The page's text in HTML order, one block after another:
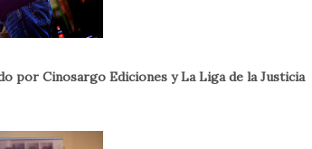
por Cinosargo Ediciones y La Liga de la Justicia